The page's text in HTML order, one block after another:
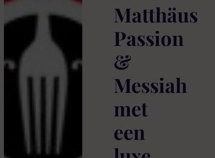
Matthäus
Passion
&
Messiah
met
een